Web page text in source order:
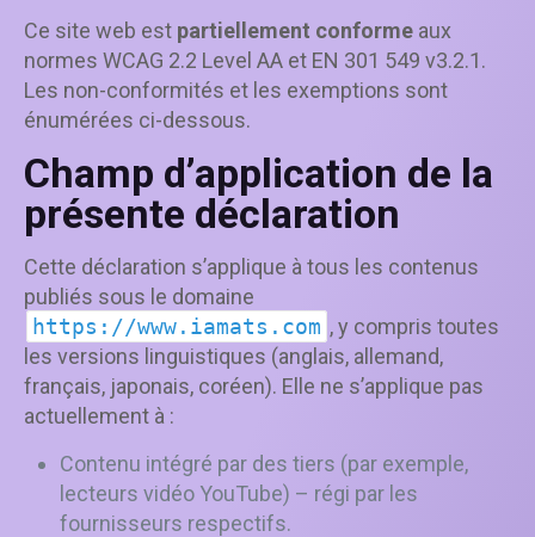
Ce site web est partiellement conforme aux
normes WCAG 2.2 Level AA et EN 301 549 v3.2.1.
Les non-conformités et les exemptions sont
énumérées ci-dessous.
Champ d’application de la
présente déclaration
Cette déclaration s’applique à tous les contenus
publiés sous le domaine
https://www.iamats.com , y compris toutes
les versions linguistiques (anglais, allemand,
français, japonais, coréen). Elle ne s’applique pas
actuellement à :
Contenu intégré par des tiers (par exemple,
lecteurs vidéo YouTube) – régi par les
fournisseurs respectifs.